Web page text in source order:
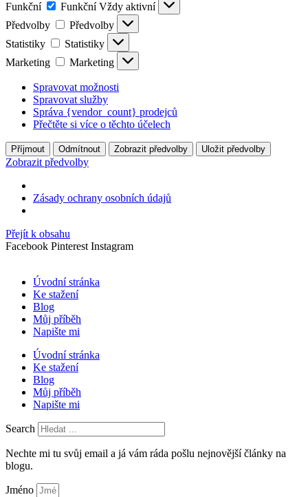
Funkční
Funkční Vždy aktivní
Předvolby
Předvolby
Statistiky
Statistiky
Marketing
Marketing
Spravovat možnosti
Spravovat služby
Správa {vendor_count} prodejců
Přečtěte si více o těchto účelech
Příjmout Odmítnout Zobrazit předvolby Uložit předvolby
Zobrazit předvolby
Zásady ochrany osobních údajů
Přejít k obsahu
Facebook Pinterest Instagram
Úvodní stránka
Ke stažení
Blog
Můj příběh
Napište mi
Úvodní stránka
Ke stažení
Blog
Můj příběh
Napište mi
Search
Nechte mi tu svůj email a já vám ráda pošlu nejnovější články na
blogu.
Jméno